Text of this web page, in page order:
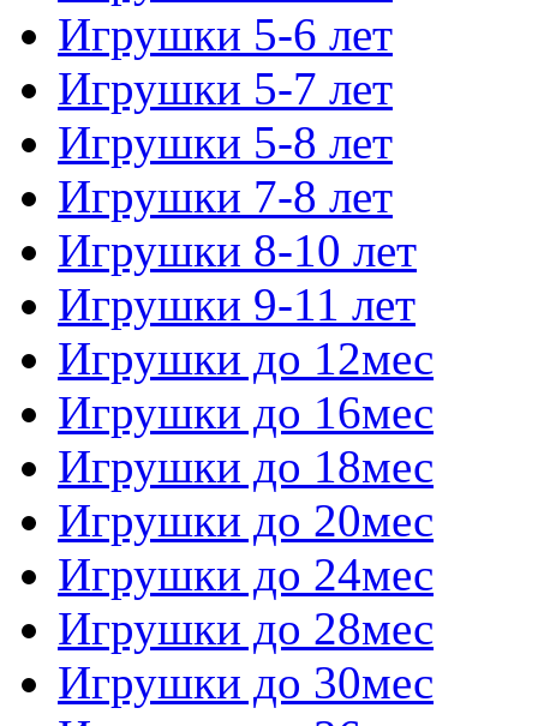
Игрушки 5-6 лет
Игрушки 5-7 лет
Игрушки 5-8 лет
Игрушки 7-8 лет
Игрушки 8-10 лет
Игрушки 9-11 лет
Игрушки до 12мес
Игрушки до 16мес
Игрушки до 18мес
Игрушки до 20мес
Игрушки до 24мес
Игрушки до 28мес
Игрушки до 30мес